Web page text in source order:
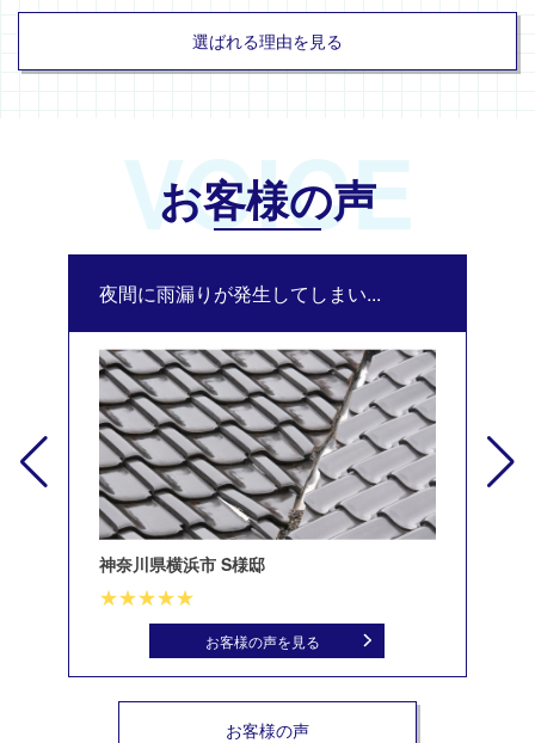
選ばれる理由を見る
VOICE
お客様の声
夜間に雨漏りが発生してしまい...
神奈川県横浜市 S様邸
お客様の声を見る
お客様の声